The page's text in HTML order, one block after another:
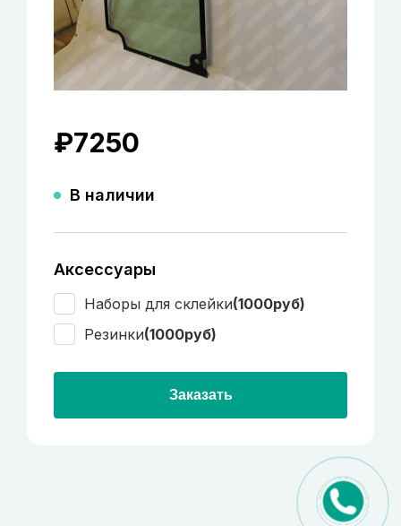
₽7250
В наличии
Аксессуары
Наборы для склейки(1000руб)
Резинки(1000руб)
Заказать